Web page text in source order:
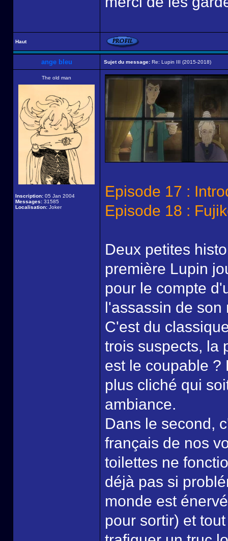
Haut
ange bleu Sujet du message: Re: Lupin III (2015-2018)
The old man
Inscription: 05 Jan 2004
Messages: 31585
Localisation: Joker
Episode 17 :
Episode 18 :
Deux petites
première Lupin
pour le compte
l'assassin de son
C'est du
trois suspects, la
est le coupable ?
plus cliché qui
ambiance.
Dans le second,
français de nos
toilettes ne
déjà pas si
monde est
pour sortir) et